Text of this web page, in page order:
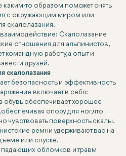
каким-то образом поможет снять
с окружающим миром или
скалолазания.
Скалолазание
отношения для альпинистов,
командную работу, а опыт и
друзей.
скалолазания
безопасность и эффективность
включает в себя:
обувь обеспечивает хорошее
опору для ног, что
чувствовать поверхность скалы.
ремни удерживают вас на
или спуске.
обломков и травм